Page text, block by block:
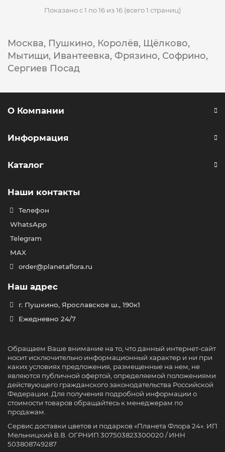
Показано с 1 по 16 из 16 (всего 1 страниц)
Москва, Пушкино, Королёв, Щёлково,
Мытищи, Ивантеевка, Фрязино, Софрино,
Сергиев Посад
О Компании
Информация
Каталог
Наши контакты
Телефон
WhatsApp
Telegram
MAX
order@planetaflora.ru
Наш адрес
г. Пушкино, Ярославское ш., 190к1
Ежедневно 24/7
Обращаем Ваше внимание на то, что данный интернет-сайт
носит исключительно информационный характер и ни при
каких условиях предложения, размещенные на нем, не
являются публичной офертой, определяемой положениями
действующего гражданского законодательства Российской
Федерации. Для получения подробной информации о
стоимости товаров обращайтесь к менеджерам по
продажам.
Сервис доставки цветов и подарков «Планета Флора 24». ИП
Мельницкий В.В. ОГРНИП 307503823300020 / ИНН
503808749287